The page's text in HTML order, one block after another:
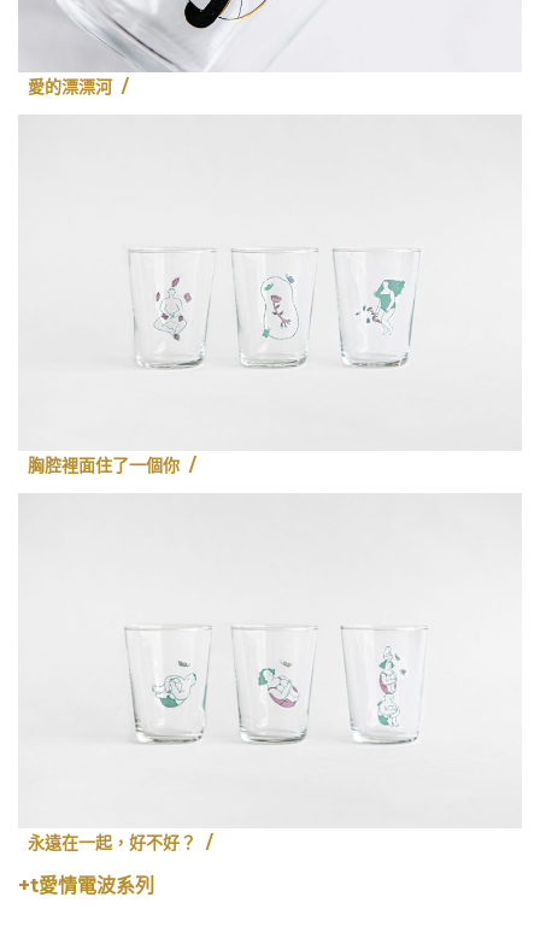
愛的漂漂河 /
胸腔裡面住了一個你 /
永遠在一起，好不好？ /
+t愛情電波系列